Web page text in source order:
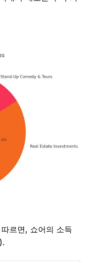
르면, 쇼어의 소득